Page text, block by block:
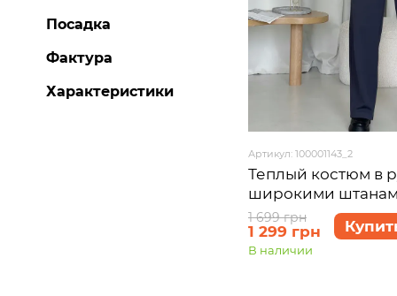
Артикул: 100001143_2
Теплый костюм в
широкими
серый Merlini Ланс
размер L-XL (46-
1 699 грн
1 299 грн
В наличии
Посадка
Фактура
Характеристики